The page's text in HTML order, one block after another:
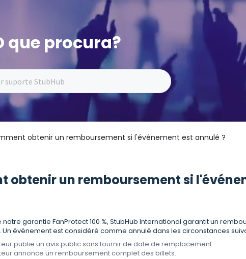
que procura?
obtenir un remboursement si l'événement est annulé ?
obtenir un remboursement si
garantie FanProtect 100 %, StubHub International garantit un
événement est considéré comme annulé dans les circonstances
publie un avis public sans fournir de date de remplacement.
annonce un remboursement complet des billets.